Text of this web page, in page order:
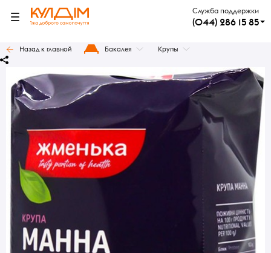
Служба поддержки
(044) 286 15 85
Назад к главной Бакалея Крупы